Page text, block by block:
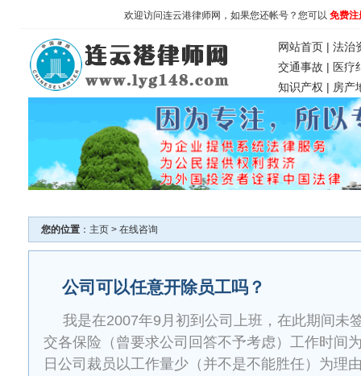
欢迎访问连云港律师网，如果您还帐号？您可以 免费注
网站首页 | 法治
交通事故 | 医疗
知识产权 | 房产
您的位置 ： 主页 > 在线咨询
公司可以任意开除员工吗？
我是在2007年9月初到公司上班，在此期间未
交各保险（曾要求公司回答不予考虑）工作时间
日公司裁员以工作量少（并不是不能胜任）为理